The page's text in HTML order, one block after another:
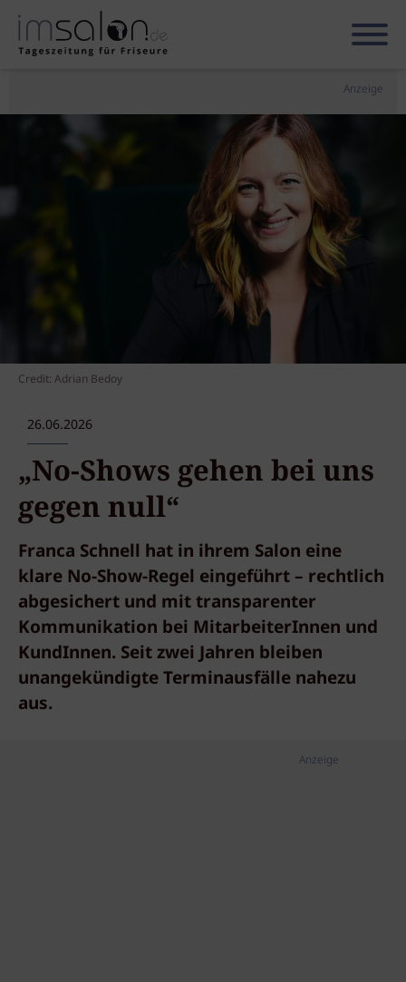
Anzeige
Credit: Adrian Bedoy
26.06.2026
„No-Shows gehen bei uns
gegen null“
Franca Schnell hat in ihrem Salon eine
klare No-Show-Regel eingeführt – rechtlich
abgesichert und mit transparenter
Kommunikation bei MitarbeiterInnen und
KundInnen. Seit zwei Jahren bleiben
unangekündigte Terminausfälle nahezu
aus.
Anzeige